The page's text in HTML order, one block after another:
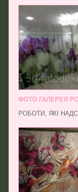
ФОТО ГАЛЕРЕЯ
РОБОТИ, ЯКІ